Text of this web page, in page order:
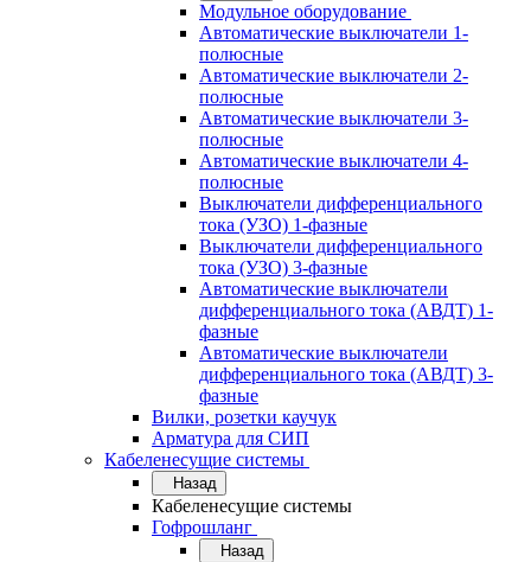
Модульное оборудование
Автоматические выключатели 1-
полюсные
Автоматические выключатели 2-
полюсные
Автоматические выключатели 3-
полюсные
Автоматические выключатели 4-
полюсные
Выключатели дифференциального
тока (УЗО) 1-фазные
Выключатели дифференциального
тока (УЗО) 3-фазные
Автоматические выключатели
дифференциального тока (АВДТ) 1-
фазные
Автоматические выключатели
дифференциального тока (АВДТ) 3-
фазные
Вилки, розетки каучук
Арматура для СИП
Кабеленесущие системы
Назад
Кабеленесущие системы
Гофрошланг
Назад